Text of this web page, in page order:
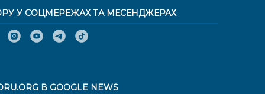
У СОЦМЕРЕЖАХ ТА МЕСЕНДЖЕРАХ
В GOOGLE NEWS